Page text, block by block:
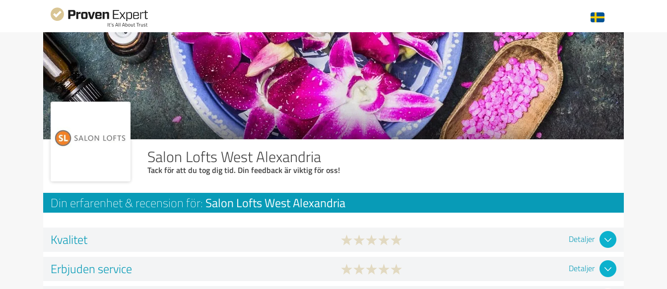
Salon Lofts West Alexandria
Tack för att du tog dig tid. Din feedback är viktig för oss!
Din erfarenhet & recension för: Salon Lofts West Alexandria
Kvalitet Detaljer
Erbjuden service Detaljer